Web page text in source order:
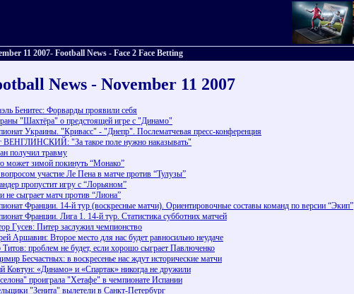
11 2007- Football News - Face 2 Face Betting
News - November 11 2007
Бенитес: Форварды проявили себя
"Шахтёра" о предстоящей игре с "Динамо"
Украины. "Кривасс" - "Днепр". Послематчевая пресс-конференция
ВЕНГЛИНСКИЙ: "За такое поле нужно наказывать"
получил травму
может зимой покинуть “Монако”
участие Ле Пена в матче против “Тулузы”
пропустит игру с “Лорьяном”
не сыграет матч против “Лиона”
Франции. 14-й тур (воскресные матчи). Ориентировочные составы команд по версии “Экип”
Франции. Лига 1. 14-й тур. Статистика субботних матчей
Гусев: Питер заслужил чемпионство
Аршавин: Второе место для нас будет равносильно неудаче
Титов: проблем не будет, если хорошо сыграет Павлюченко
Бесчастных: в воскресенье нас ждут исторические матчи
Ковтун: «Динамо» и «Спартак» никогда не дружили
проиграла "Хетафе" в чемпионате Испании
"Зенита" вылетели в Санкт-Петербург